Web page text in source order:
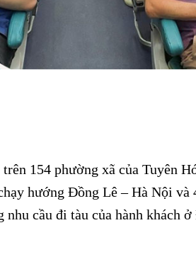
154 phường xã của Tuyên
hướng Đồng Lê – Hà Nội và
cầu đi tàu của hành khách